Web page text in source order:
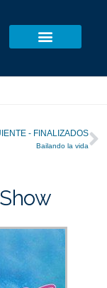
- FINALIZADOS
Bailando la vida